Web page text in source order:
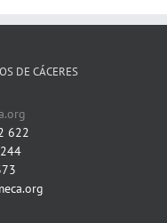
DE CÁCERES
622